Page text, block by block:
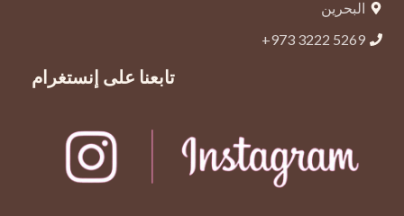
البحرين
5269 3222 973+
تابعنا على إنستغرام